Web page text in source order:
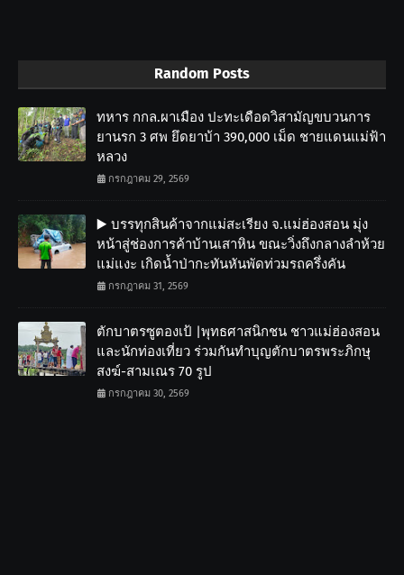
Random Posts
ทหาร กกล.ผาเมือง ปะทะเดือดวิสามัญขบวนการ
ยานรก 3 ศพ ยึดยาบ้า 390,000 เม็ด ชายแดนแม่ฟ้า
หลวง
กรกฎาคม 29, 2569
▶️ บรรทุกสินค้าจากแม่สะเรียง จ.แม่ฮ่องสอน มุ่ง
หน้าสู่ช่องการค้าบ้านเสาหิน ขณะวิ่งถึงกลางลำห้วย
แม่แงะ เกิดน้ำป่ากะทันหันพัดท่วมรถครึ่งคัน
กรกฎาคม 31, 2569
ตักบาตรซูตองเป้ |พุทธศาสนิกชน ชาวแม่ฮ่องสอน
และนักท่องเที่ยว ร่วมกันทำบุญตักบาตรพระภิกษุ
สงฆ์-สามเณร 70 รูป
กรกฎาคม 30, 2569